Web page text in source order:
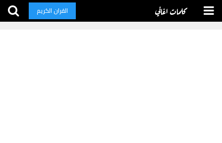
كلمات اغاني القران الكريم